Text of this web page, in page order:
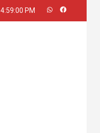
4:59:00 PM